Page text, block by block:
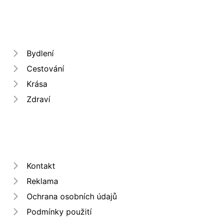
Bydlení
Cestování
Krása
Zdraví
Kontakt
Reklama
Ochrana osobních údajů
Podmínky použití